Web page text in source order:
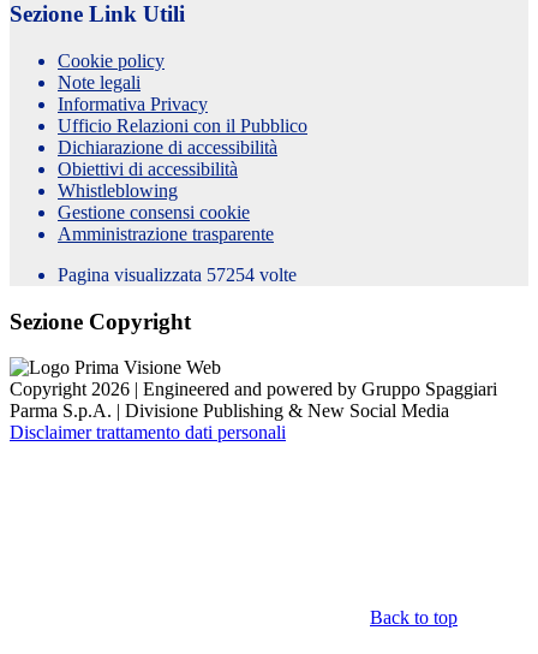
Sezione Link Utili
Cookie policy
Note legali
Informativa Privacy
Ufficio Relazioni con il Pubblico
Dichiarazione di accessibilità
Obiettivi di accessibilità
Whistleblowing
Gestione consensi cookie
Amministrazione trasparente
Pagina visualizzata 57254 volte
Sezione Copyright
Copyright 2026 | Engineered and powered by Gruppo Spaggiari
Parma S.p.A. | Divisione Publishing & New Social Media
Disclaimer trattamento dati personali
Back to top